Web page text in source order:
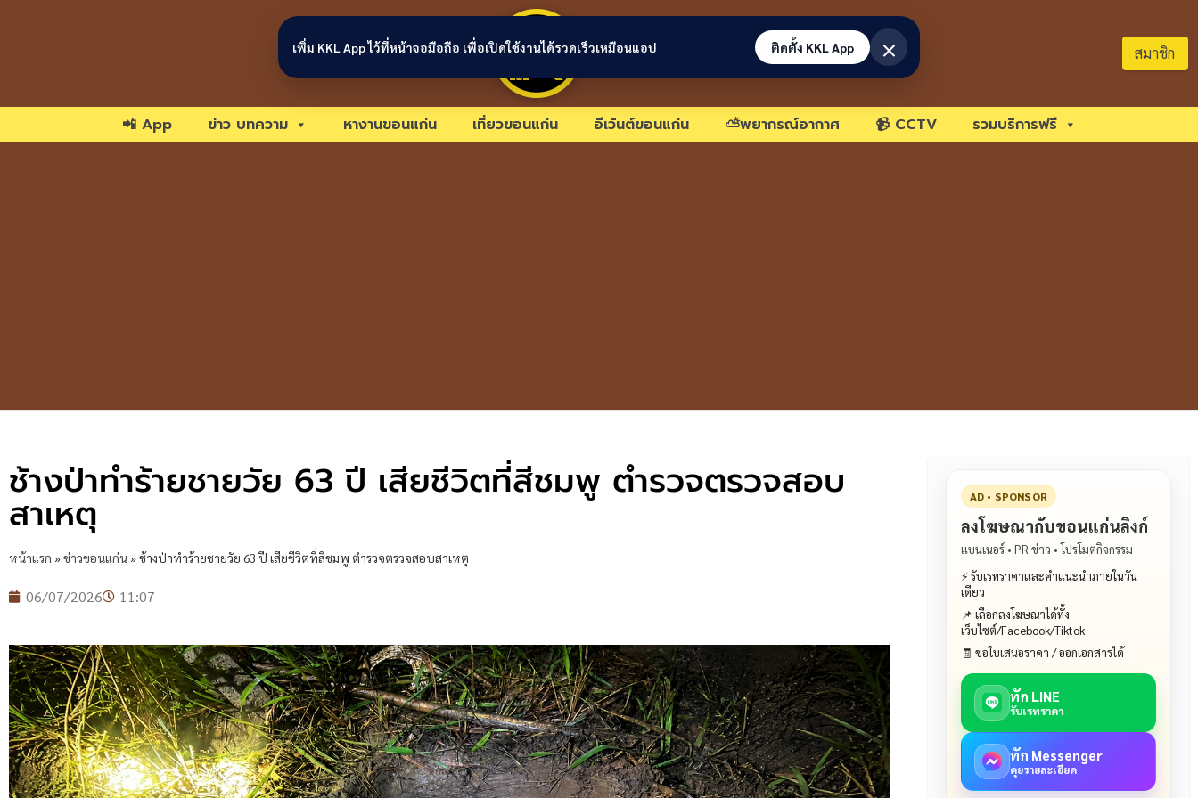
ขอนแก่นลิงก์ สมาชิก
📲 App ข่าว บทความ หางานขอนแก่น เที่ยวขอนแก่น อีเว้นต์ขอนแก่น ⛅พยากรณ์อากาศ 📹 CCTV รวมบริการฟรี
ช้างป่าทำร้ายชายวัย 63 ปี เสียชีวิตที่สีชมพู ตำรวจตรวจสอบ
สาเหตุ
หน้าแรก »ข่าวขอนแก่น»ช้างป่าทำร้ายชายวัย 63 ปี เสียชีวิตที่สีชมพู ตำรวจตรวจสอบสาเหตุ
06/07/2026 11:07
AD • SPONSOR
ลงโฆษณากับขอนแก่นลิงก์
แบนเนอร์ • PR ข่าว • โปรโมตกิจกรรม
⚡ รับเรทราคาและคำแนะนำภายในวัน
เดียว
📌 เลือกลงโฆษณาได้ทั้ง
เว็บไซต์/Facebook/Tiktok
🧾 ขอใบเสนอราคา / ออกเอกสารได้
ทัก LINE
รับเรทราคา
ทัก Messenger
คุยรายละเอียด
เพิ่ม KKL App ไว้ที่หน้าจอมือถือ เพื่อเปิดใช้งานได้รวดเร็วเหมือนแอป ติดตั้ง KKL App ×